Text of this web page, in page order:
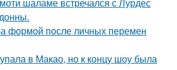
формой после личных перемен
в Макао, но к концу шоу была